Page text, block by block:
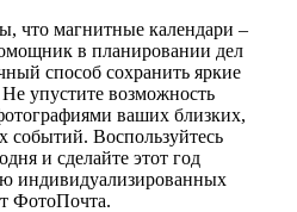
что магнитные календари –
в планировании дел
способ сохранить яркие
упустите возможность
ваших близких,
Воспользуйтесь
и сделайте этот год
индивидуализированных
ФотоПочта.